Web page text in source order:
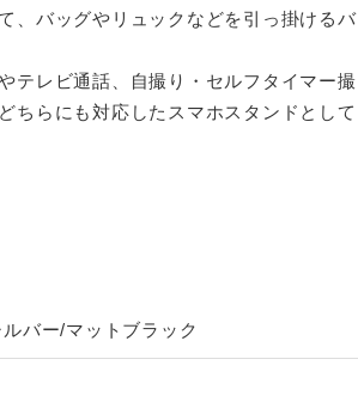
、バッグやリュックなどを引っ掛けるバ
テレビ通話、自撮り・セルフタイマー撮
ちらにも対応したスマホスタンドとして
バー/マットブラック